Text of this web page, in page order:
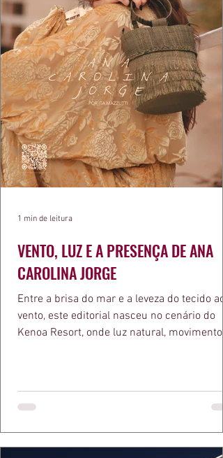
VENTO, LUZ E A PRESENÇA DE ANA
CAROLINA JORGE
Entre a brisa do mar e a leveza do tecido ao
vento, este editorial nasceu no cenário do
Kenoa Resort, onde luz natural, movimento e
algo de intemporal em vestir o vento e
que ele conduza a cena. Cada dobra do
1 min de leitura